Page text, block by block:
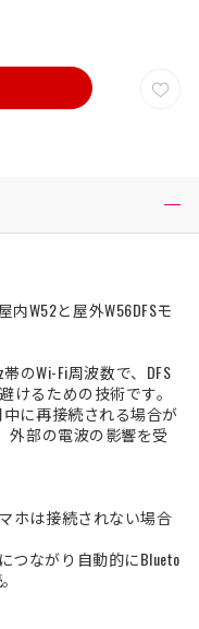
W52と屋外W56DFSモ
のWi-Fi周波数で、DFS
けるための技術です。
に再接続される場合が
外部の電波の影響を受
ホは接続されない場合
つながり自動的にBlueto